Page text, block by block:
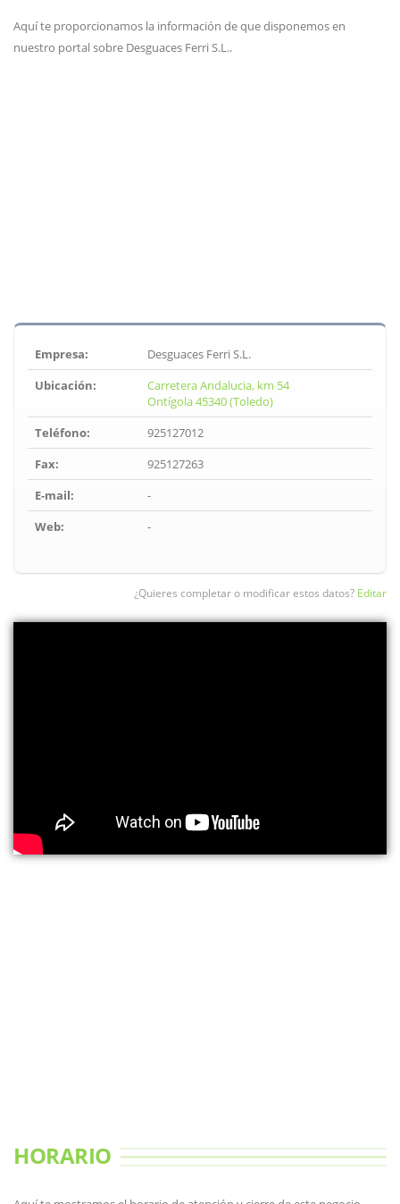
Aquí te proporcionamos la información de que disponemos en
nuestro portal sobre Desguaces Ferri S.L..
Empresa:
Desguaces Ferri S.L.
Ubicación:
Carretera Andalucia, km 54
Ontígola 45340 (Toledo)
Teléfono:
925127012
Fax:
925127263
E-mail:
-
Web:
-
¿Quieres completar o modificar estos datos? Editar
HORARIO